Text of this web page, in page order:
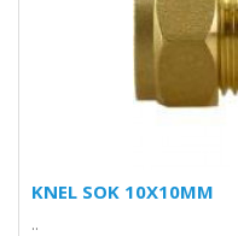
KNEL SOK 10X10MM
..